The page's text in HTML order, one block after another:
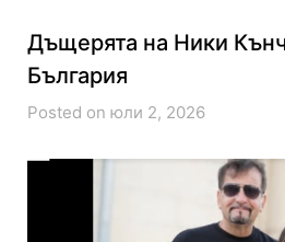
Дъщерята на Ники
България
Posted on юли 2, 2026